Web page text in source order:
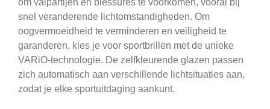
om valpartijen en blessures te voorkomen, vooral bij
snel veranderende lichtomstandigheden. Om
oogvermoeidheid te verminderen en veiligheid te
garanderen, kies je voor sportbrillen met de unieke
VARiO-technologie. De zelfkleurende glazen passen
zich automatisch aan verschillende lichtsituaties aan,
zodat je elke sportuitdaging aankunt.